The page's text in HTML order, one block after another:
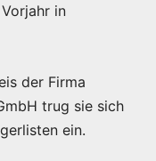
in
der Firma
trug sie sich
ein.